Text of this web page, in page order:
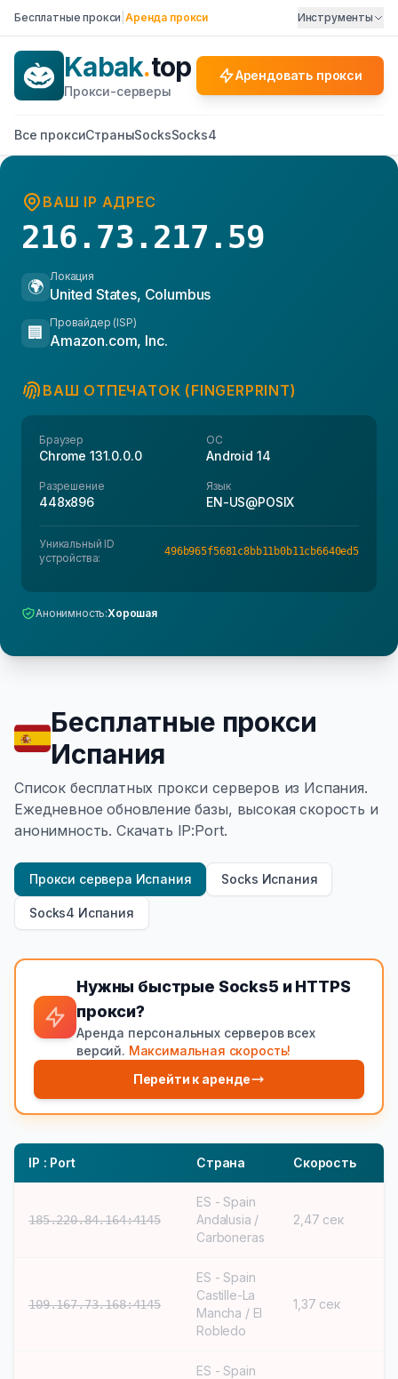
Бесплатные прокси |Аренда прокси Инструменты
Kabak.top
Прокси-серверы
Арендовать прокси
Все проксиСтраныSocksSocks4
ВАШ IP АДРЕС
216.73.217.59
🌍
Локация
United States, Columbus
🏢
Провайдер (ISP)
Amazon.com, Inc.
ВАШ ОТПЕЧАТОК (FINGERPRINT)
Браузер
Chrome 131.0.0.0
ОС
Android 14
Разрешение
448x896
Язык
EN-US@POSIX
Уникальный ID
устройства:
496b965f5681c8bb11b0b11cb6640ed5
Анонимность:Хорошая
Бесплатные прокси
Испания
Список бесплатных прокси серверов из Испания.
Ежедневное обновление базы, высокая скорость и
анонимность. Скачать IP:Port.
Прокси сервера Испания Socks Испания
Socks4 Испания
Нужны быстрые Socks5 и HTTPS
прокси?
Аренда персональных серверов всех
версий. Максимальная скорость!
Перейти к аренде
IP : Port Страна Скорость
185.220.84.164:4145
ES - Spain
Andalusia /
Carboneras
2,47 сек
109.167.73.168:4145
ES - Spain
Castille-La
Mancha / El
Robledo
1,37 сек
ES - Spain